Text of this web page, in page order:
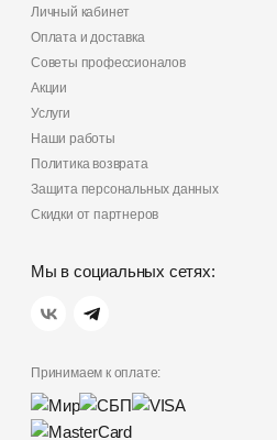
Личный кабинет
Оплата и доставка
Советы профессионалов
Акции
Услуги
Наши работы
Политика возврата
Защита персональных данных
Скидки от партнеров
Мы в социальных сетях:
Принимаем к оплате: